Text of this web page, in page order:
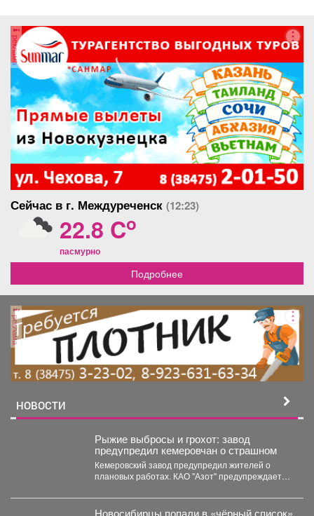
реклама
Сейчас в г. Междуреченск (12:23)
22.8 Co
пасмурно
Подробнее
реклама
НОВОСТИ
Рыжие выбросы и грохот: завод
предупредил кемеровчан о страшном
Кемеровский завод предупредил жителей о
плановых работах. КАО "Азот" предупреждает